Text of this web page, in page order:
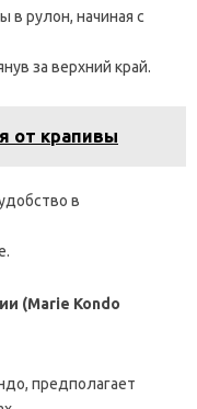
в рулон, начиная с
за верхний край.
от крапивы
в
(Marie Kondo
предполагает